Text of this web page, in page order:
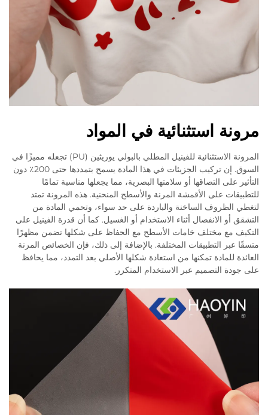
مرونة استثنائية في المواد
المرونة الاستثنائية للفينيل المطلي بالبولي يوريثين (PU) تجعله مميزًا في
السوق. إن تركيب الجزيئات في هذا المادة يسمح بتمددها حتى 200٪ دون
التأثير على التصاقها أو سلامتها البصرية، مما يجعلها مناسبة تمامًا
للتطبيقات على الأقمشة المرنة والأسطح المنحنية. هذه المرونة تمتد
لتغطي الظروف الساخنة والباردة على حد سواء، وتحمي المادة من
التشقق أو الانفصال أثناء الاستخدام أو الغسيل. كما أن قدرة الفينيل على
التكيف مع مختلف خامات الأسطح مع الحفاظ على شكلها تضمن مظهرًا
متسقًا عبر التطبيقات المختلفة. بالإضافة إلى ذلك، فإن الخصائص المرنة
العائدة للمادة تمكنها من استعادة شكلها الأصلي بعد التمدد، مما يحافظ
على جودة التصميم عبر الاستخدام المتكرر.